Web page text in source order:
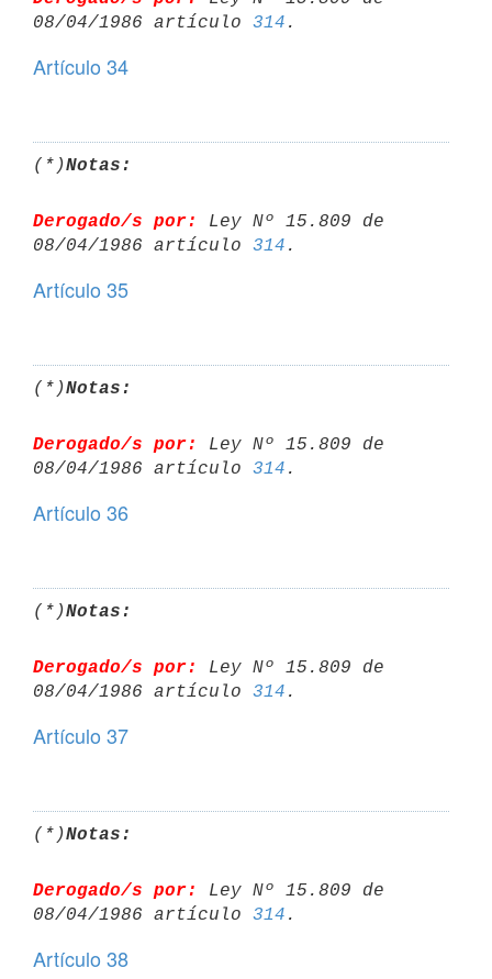
08/04/1986 artículo 314
Artículo 34
(*)Notas:
Derogado/s por:
Ley Nº 15.809 de
08/04/1986 artículo 314
Artículo 35
(*)Notas:
Derogado/s por:
Ley Nº 15.809 de
08/04/1986 artículo 314
Artículo 36
(*)Notas:
Derogado/s por:
Ley Nº 15.809 de
08/04/1986 artículo 314
Artículo 37
(*)Notas:
Derogado/s por:
Ley Nº 15.809 de
08/04/1986 artículo 314
Artículo 38